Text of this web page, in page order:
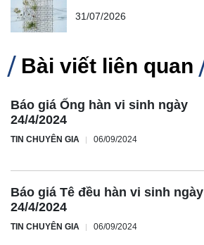
31/07/2026
Bài viết liên quan
Báo giá Ống hàn vi sinh ngày
24/4/2024
TIN CHUYÊN GIA 06/09/2024
Báo giá Tê đều hàn vi sinh ngày
24/4/2024
TIN CHUYÊN GIA 06/09/2024